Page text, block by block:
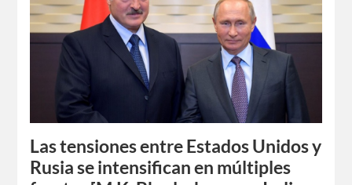
Las tensiones entre Estados Unidos y
Rusia se intensifican en múltiples